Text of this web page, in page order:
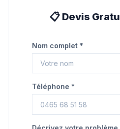
📋 Devis
Nom complet *
Téléphone *